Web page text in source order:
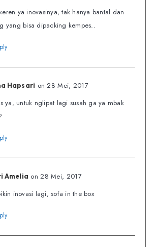
ya inovasinya, tak hanya bantal dan
yang bisa dipacking kempes..
Hapsari on 28 Mei, 2017
ya, untuk nglipat lagi susah ga ya mbak
Amelia on 28 Mei, 2017
inovasi lagi, sofa in the box